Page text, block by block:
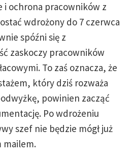
ochrona pracowników z
wdrożony do 7 czerwca
spóźni się z
zaskoczy pracowników
To zaś oznacza, że
który dziś rozważa
powinien zacząć
Po wdrożeniu
szef nie będzie mógł już
mailem.